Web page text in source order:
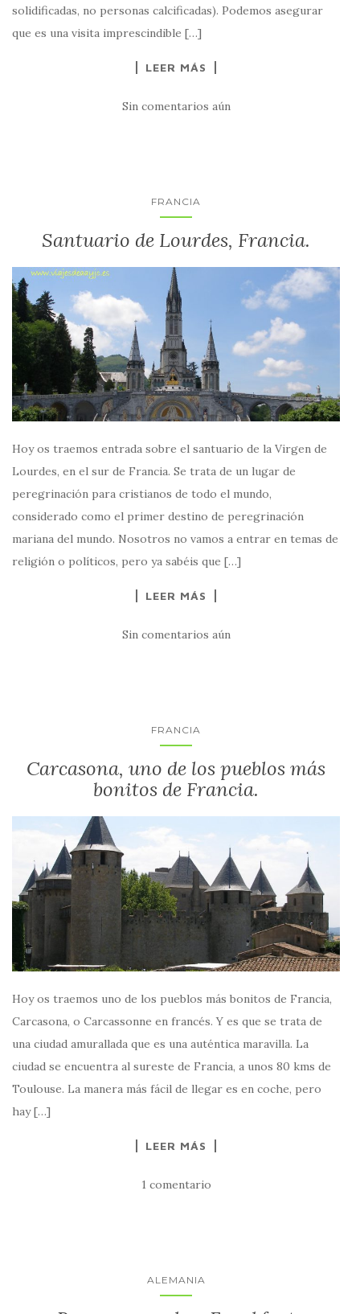
solidificadas, no personas calcificadas). Podemos asegurar
que es una visita imprescindible […]
LEER MÁS
Sin comentarios aún
FRANCIA
Santuario de Lourdes, Francia.
Hoy os traemos entrada sobre el santuario de la Virgen de
Lourdes, en el sur de Francia. Se trata de un lugar de
peregrinación para cristianos de todo el mundo,
considerado como el primer destino de peregrinación
mariana del mundo. Nosotros no vamos a entrar en temas de
religión o políticos, pero ya sabéis que […]
LEER MÁS
Sin comentarios aún
FRANCIA
Carcasona, uno de los pueblos más
bonitos de Francia.
Hoy os traemos uno de los pueblos más bonitos de Francia,
Carcasona, o Carcassonne en francés. Y es que se trata de
una ciudad amurallada que es una auténtica maravilla. La
ciudad se encuentra al sureste de Francia, a unos 80 kms de
Toulouse. La manera más fácil de llegar es en coche, pero
hay […]
LEER MÁS
1 comentario
ALEMANIA